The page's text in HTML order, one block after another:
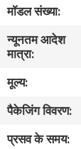
कारखाना
भ्रमण
गुणवत्ता
नियंत्रण
मॉडल संख्या:
न्यूनतम आदेश
मात्रा:
मूल्य:
पैकेजिंग विवरण:
प्रसव के समय: